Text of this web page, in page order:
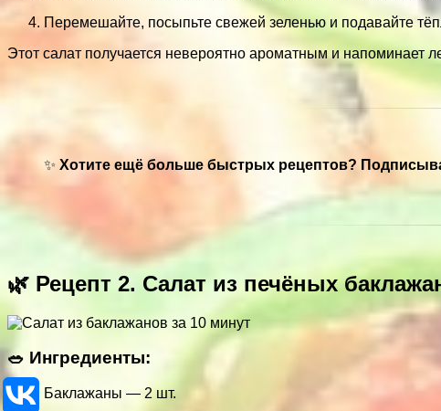
Перемешайте, посыпьте свежей зеленью и подавайте
Этот салат получается невероятно ароматным и напоминает
✨ Хотите ещё больше быстрых рецептов?
🌿 Рецепт 2. Салат из печёных
🥗 Ингредиенты:
Баклажаны — 2 шт.